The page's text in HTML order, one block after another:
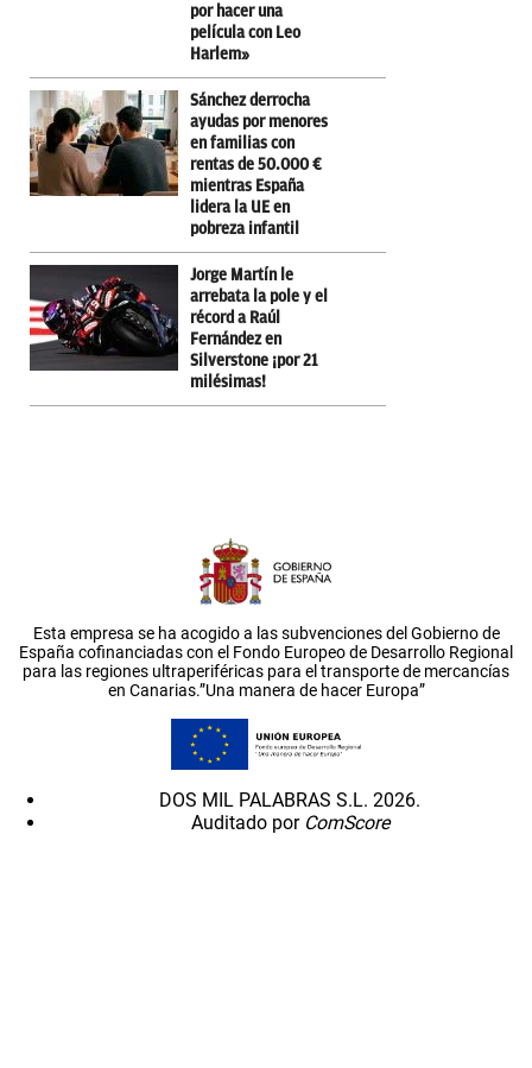
por hacer una
película con Leo
Harlem»
Sánchez derrocha
ayudas por menores
en familias con
rentas de 50.000 €
mientras España
lidera la UE en
pobreza infantil
Jorge Martín le
arrebata la pole y el
récord a Raúl
Fernández en
Silverstone ¡por 21
milésimas!
Esta empresa se ha acogido a las subvenciones del Gobierno de
España cofinanciadas con el Fondo Europeo de Desarrollo Regional
para las regiones ultraperiféricas para el transporte de mercancías
en Canarias.”Una manera de hacer Europa”
DOS MIL PALABRAS S.L. 2026.
Auditado por ComScore